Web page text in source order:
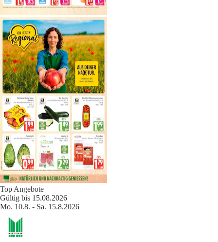
Top Angebote
Gültig bis 15.08.2026
Mo. 10.8. - Sa. 15.8.2026